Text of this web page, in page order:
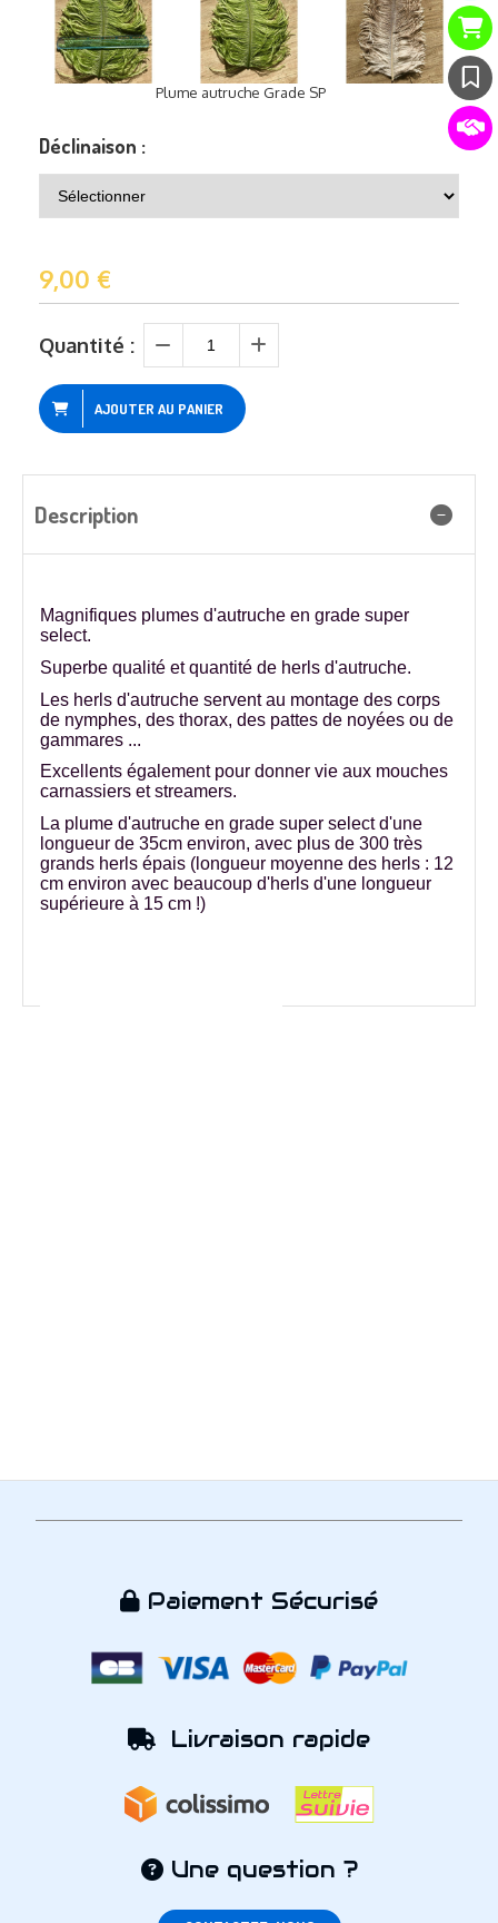
Plume autruche Grade SP
Déclinaison :
9,00 €
Quantité :
AJOUTER AU PANIER
Description
Magnifiques plumes d'autruche en grade super
select.
Superbe qualité et quantité de herls d'autruche.
Les herls d'autruche servent au montage des corps
de nymphes, des thorax, des pattes de noyées ou de
gammares ...
Excellents également pour donner vie aux mouches
carnassiers et streamers.
La plume d'autruche en grade super select d'une
longueur de 35cm environ, avec plus de 300 très
grands herls épais (longueur moyenne des herls : 12
cm environ avec beaucoup d'herls d'une longueur
supérieure à 15 cm !)
 Paiement Sécurisé
 Livraison rapide
Une question ?